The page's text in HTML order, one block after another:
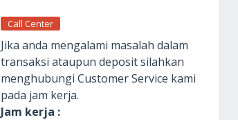
Call Center
Jika anda mengalami masalah dalam
transaksi ataupun deposit silahkan
menghubungi Customer Service kami
pada jam kerja.
Jam kerja :